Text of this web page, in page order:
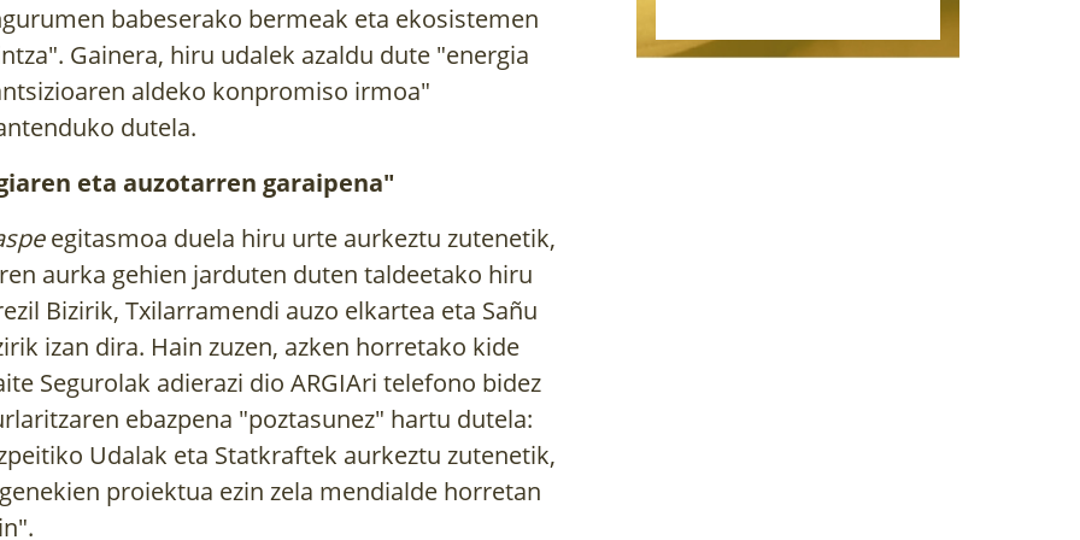
babeserako bermeak eta ekosistemen
Gainera, hiru udalek azaldu dute "energia
aldeko konpromiso irmoa"
dutela.
eta auzotarren garaipena"
egitasmoa duela hiru urte aurkeztu zutenetik,
aurka gehien jarduten duten taldeetako hiru
Bizirik, Txilarramendi auzo elkartea eta Sañu
izan dira. Hain zuzen, azken horretako kide
Segurolak adierazi dio ARGIAri telefono bidez
ebazpena "poztasunez" hartu dutela:
Udalak eta Statkraftek aurkeztu zutenetik,
proiektua ezin zela mendialde horretan
baratzean,...